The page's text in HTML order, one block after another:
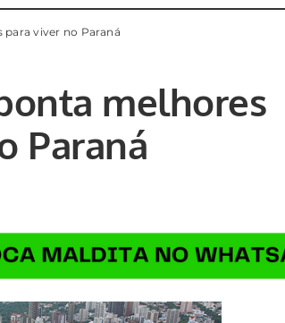
para viver no Paraná
melhores
Paraná